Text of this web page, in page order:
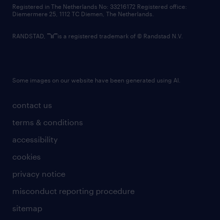
contact us
terms & conditions
accessibility
cookies
privacy notice
misconduct reporting procedure
sitemap
Registered in The Netherlands No: 33216172 Registered office:
Diemermere 25, 1112 TC Diemen, The Netherlands.
RANDSTAD, is a registered trademark of © Randstad N.V.
Some images on our website have been generated using AI.